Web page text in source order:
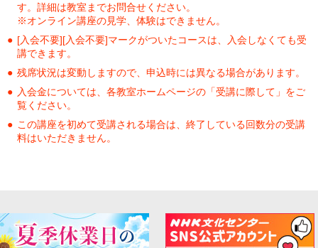
す。詳細は教室までお問合せください。
※オンライン講座の見学、体験はできません。
[入会不要][入会不要]マークがついたコースは、入会しなくても受
講できます。
残席状況は変動しますので、申込時には異なる場合があります。
入会金については、各教室ホームページの「受講に際して」をご
覧ください。
この講座を初めて受講される場合は、終了している回数分の受講
料はいただきません。